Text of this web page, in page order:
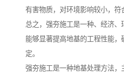
有害物质，对环境影响较小，符
总之，强夯施工是一种、经济、
能够显著提高地基的工程性能
定。
强夯施工是一种地基处理方法，